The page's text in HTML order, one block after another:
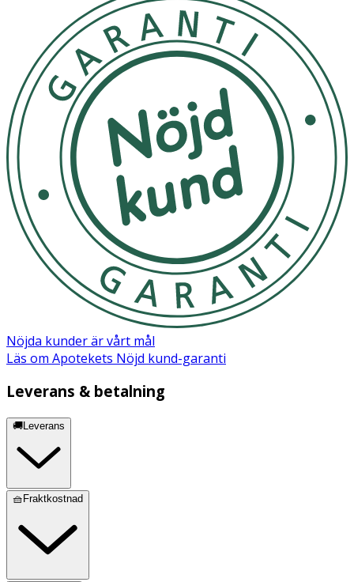
Öppnad förpackning bör användas inom 4 veckor.
Återförslut förpackningen noggrannt och förvara den
OK för gravida och ammande:
Ja
Ingredienser:
Water (Aqua), Citrus Grandis (Grapefruit) seed extract*
*Contains trace of Benzalkonium Chloride.
Nöjda kunder är vårt mål
Läs om Apotekets Nöjd kund-garanti
Leverans & betalning
🚚Leverans
🧺Fraktkostnad